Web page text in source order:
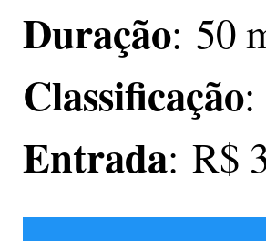
Duração: 50
Classificação:
Entrada: R$